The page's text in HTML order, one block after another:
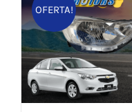
OFERTA!